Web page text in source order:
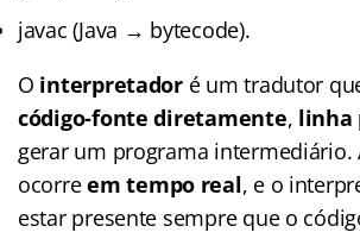
javac (Java → bytecode).
O interpretadoré um tradutor
código-fonte diretamente, linha
gerar um programa intermediário.
ocorreem tempo real, e o
estar presente sempre que o